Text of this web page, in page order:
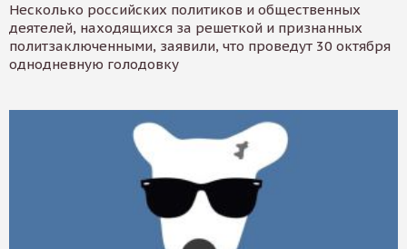
Несколько российских политиков и общественных
деятелей, находящихся за решеткой и признанных
политзаключенными, заявили, что проведут 30 октября
однодневную голодовку